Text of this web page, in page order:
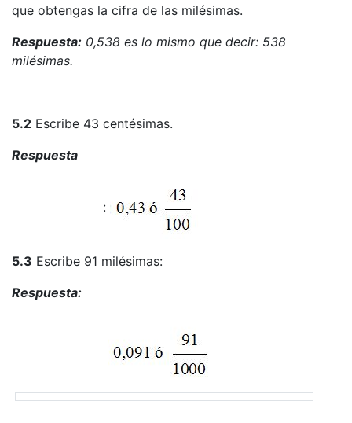
que obtengas la cifra de las milésimas.
Respuesta: 0,538 es lo mismo que decir: 538
milésimas.
5.2 Escribe 43 centésimas.
Respuesta
:
5.3 Escribe 91 milésimas:
Respuesta: